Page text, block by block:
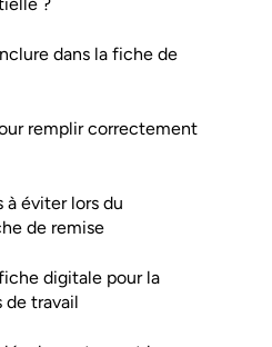
dans la fiche de
remplir correctement
à éviter lors du
de remise
digitale pour la
de travail